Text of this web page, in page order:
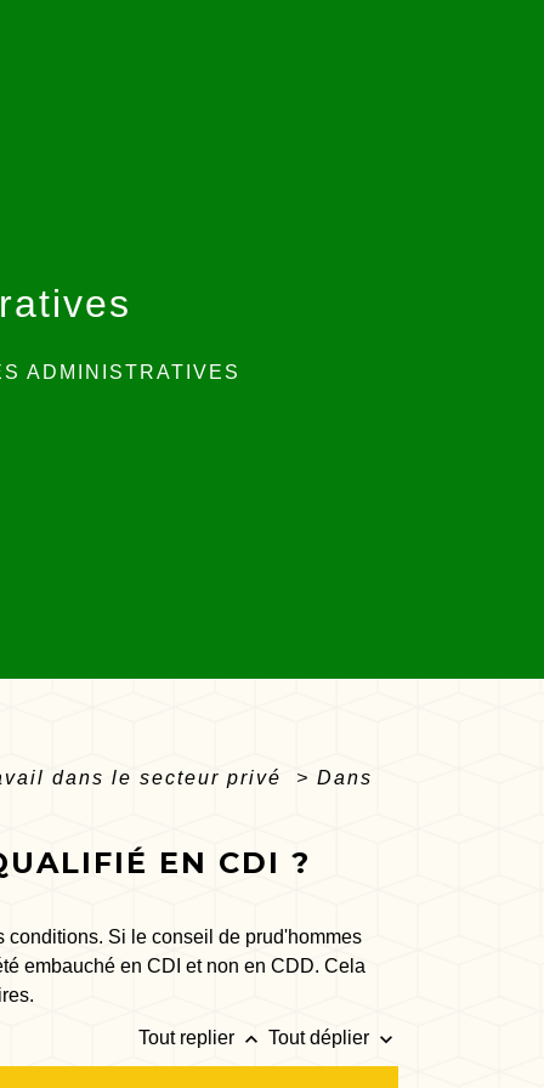
ADMINISTRATIVES
dans le secteur privé > Dans
EN CDI ?
Si le conseil de prud'hommes
embauché en CDI et non en CDD. Cela
Tout replier keyboard_arrow_up Tout déplier keyboard_arrow_down